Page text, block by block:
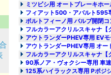
ミツビシ用 オートブレーキホ
フィアット500・アバルト595
ポルトフィーノ用 バルブ開閉
フルカラーアクリルスキャナ
アウトランダーPHEV専用 EV
アウトランダーPHEV専用 オ
フルカラーアクリルスキャナ
90系ノア・ヴォクシー専用 車
125系ハイラックス専用 Pポジ